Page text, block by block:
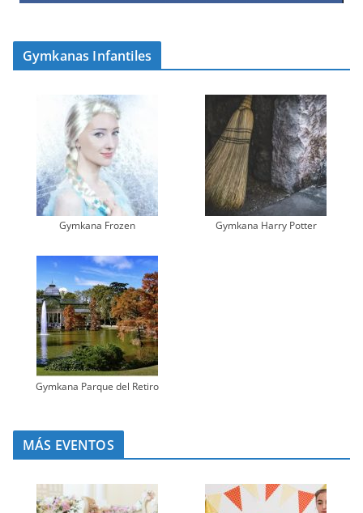
Gymkanas Infantiles
Gymkana Frozen Gymkana Harry Potter
Gymkana Parque del Retiro
MÁS EVENTOS